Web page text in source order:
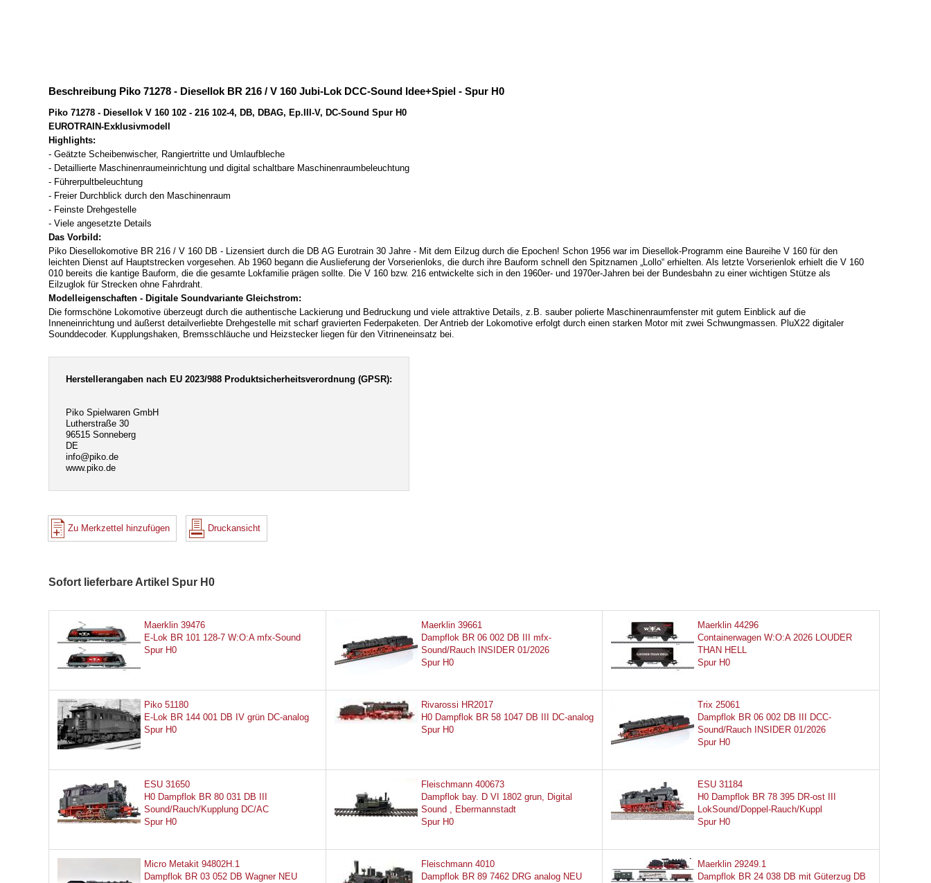
Beschreibung Piko 71278 - Diesellok BR 216 / V 160 Jubi-Lok DCC-Sound Idee+Spiel - Spur H0
Piko 71278 - Diesellok V 160 102 - 216 102-4, DB, DBAG, Ep.III-V, DC-Sound Spur H0
EUROTRAIN-Exklusivmodell
Highlights:
- Geätzte Scheibenwischer, Rangiertritte und Umlaufbleche
- Detaillierte Maschinenraumeinrichtung und digital schaltbare Maschinenraumbeleuchtung
- Führerpultbeleuchtung
- Freier Durchblick durch den Maschinenraum
- Feinste Drehgestelle
- Viele angesetzte Details
Das Vorbild:
Piko Diesellokomotive BR 216 / V 160 DB - Lizensiert durch die DB AG Eurotrain 30 Jahre - Mit dem Eilzug durch die Epochen! Schon 1956 war im Diesellok-Programm eine Baureihe V 160 für den
leichten Dienst auf Hauptstrecken vorgesehen. Ab 1960 begann die Auslieferung der Vorserienloks, die durch ihre Bauform schnell den Spitznamen „Lollo“ erhielten. Als letzte Vorserienlok erhielt die V 160
010 bereits die kantige Bauform, die die gesamte Lokfamilie prägen sollte. Die V 160 bzw. 216 entwickelte sich in den 1960er- und 1970er-Jahren bei der Bundesbahn zu einer wichtigen Stütze als
Eilzuglok für Strecken ohne Fahrdraht.
Modelleigenschaften - Digitale Soundvariante Gleichstrom:
Die formschöne Lokomotive überzeugt durch die authentische Lackierung und Bedruckung und viele attraktive Details, z.B. sauber polierte Maschinenraumfenster mit gutem Einblick auf die
Inneneinrichtung und äußerst detailverliebte Drehgestelle mit scharf gravierten Federpaketen. Der Antrieb der Lokomotive erfolgt durch einen starken Motor mit zwei Schwungmassen. PluX22 digitaler
Sounddecoder. Kupplungshaken, Bremsschläuche und Heizstecker liegen für den Vitrineneinsatz bei.
Herstellerangaben nach EU 2023/988 Produktsicherheitsverordnung (GPSR):
Piko Spielwaren GmbH
Lutherstraße 30
96515 Sonneberg
DE
info@piko.de
www.piko.de
Zu Merkzettel hinzufügen Druckansicht
Sofort lieferbare Artikel Spur H0
Maerklin 39476
E-Lok BR 101 128-7 W:O:A mfx-Sound
Spur H0
Maerklin 39661
Dampflok BR 06 002 DB III mfx-
Sound/Rauch INSIDER 01/2026
Spur H0
Maerklin 44296
Containerwagen W:O:A 2026 LOUDER
THAN HELL
Spur H0
Piko 51180
E-Lok BR 144 001 DB IV grün DC-analog
Spur H0
Rivarossi HR2017
H0 Dampflok BR 58 1047 DB III DC-analog
Spur H0
Trix 25061
Dampflok BR 06 002 DB III DCC-
Sound/Rauch INSIDER 01/2026
Spur H0
ESU 31650
H0 Dampflok BR 80 031 DB III
Sound/Rauch/Kupplung DC/AC
Spur H0
Fleischmann 400673
Dampflok bay. D VI 1802 grun, Digital
Sound , Ebermannstadt
Spur H0
ESU 31184
H0 Dampflok BR 78 395 DR-ost III
LokSound/Doppel-Rauch/Kuppl
Spur H0
Micro Metakit 94802H.1
Dampflok BR 03 052 DB Wagner NEU
Fleischmann 4010
Dampflok BR 89 7462 DRG analog NEU
Maerklin 29249.1
Dampflok BR 24 038 DB mit Güterzug DB